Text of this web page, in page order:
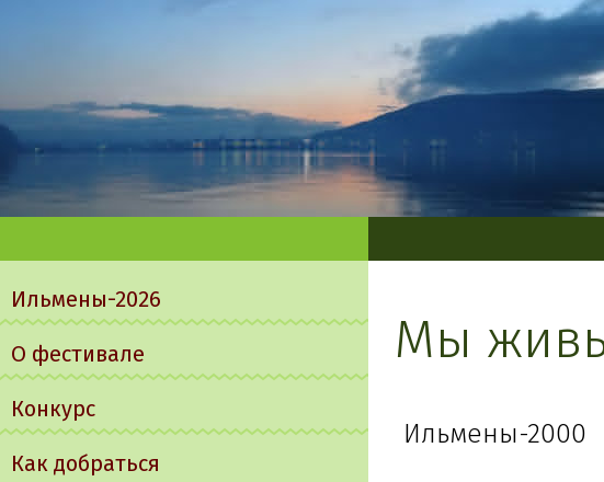
меню
Ильмены-2026
О фестивале
Конкурс
Как добраться
Мы
Ильмены-2000